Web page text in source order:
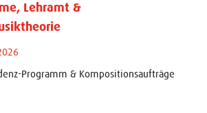
Lehramt &
Programm & Kompositionsaufträge